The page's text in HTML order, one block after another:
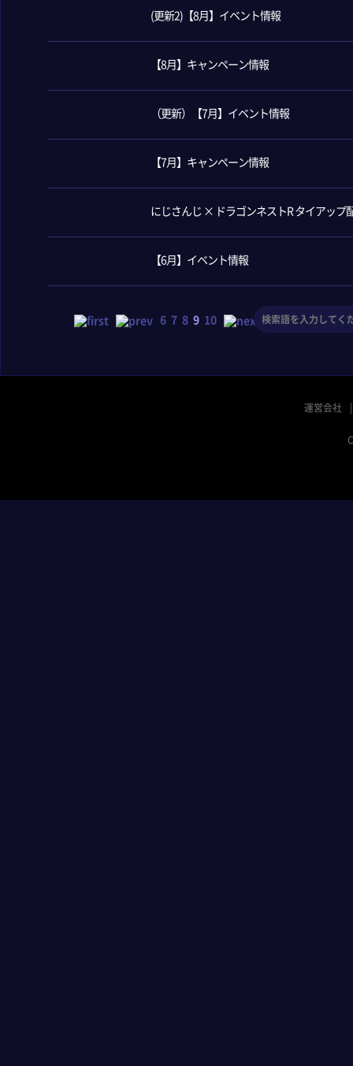
(更新2)【8月】イベント情報
【8月】キャンペーン情報
（更新）【7月】イベント情報
【7月】キャンペーン情報
にじさんじ × ドラゴンネストR タイアップ
【6月】イベント情報
6 7 8 9 10
運営会社